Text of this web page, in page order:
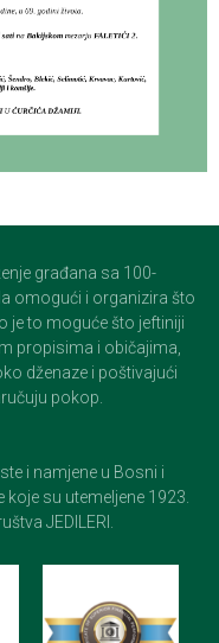
građana sa 100-
omogući i organizira što
je to moguće što jeftiniji
propisima i običajima,
dženaze i poštivajući
pokop.
i namjene u Bosni i
su utemeljene 1923.
JEDILERI.